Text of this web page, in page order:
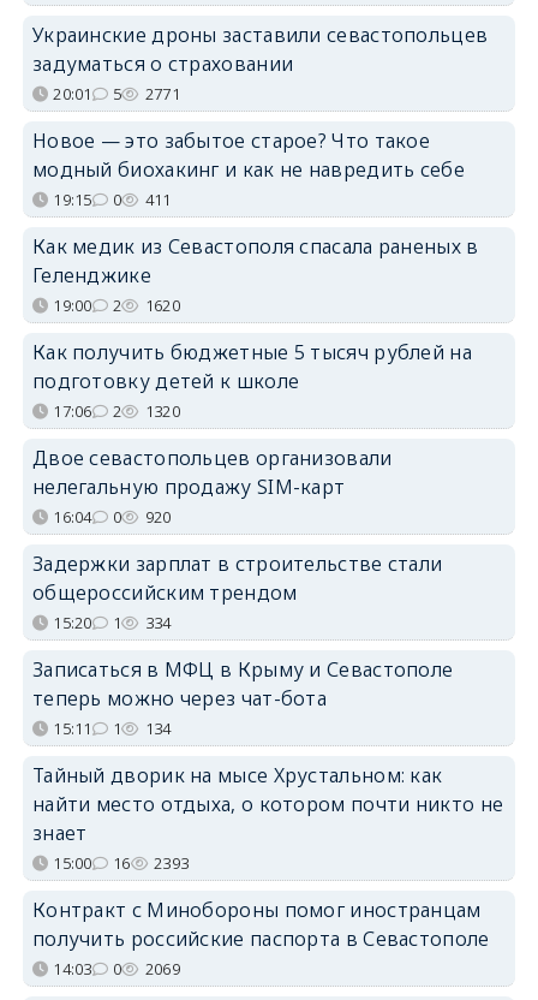
Украинские дроны заставили севастопольцев
задуматься о страховании
20:01 5 2771
Новое — это забытое старое? Что такое
модный биохакинг и как не навредить себе
19:15 0 411
Как медик из Севастополя спасала раненых в
Геленджике
19:00 2 1620
Как получить бюджетные 5 тысяч рублей на
подготовку детей к школе
17:06 2 1320
Двое севастопольцев организовали
нелегальную продажу SIM-карт
16:04 0 920
Задержки зарплат в строительстве стали
общероссийским трендом
15:20 1 334
Записаться в МФЦ в Крыму и Севастополе
теперь можно через чат-бота
15:11 1 134
Тайный дворик на мысе Хрустальном: как
найти место отдыха, о котором почти никто не
знает
15:00 16 2393
Контракт с Минобороны помог иностранцам
получить российские паспорта в Севастополе
14:03 0 2069